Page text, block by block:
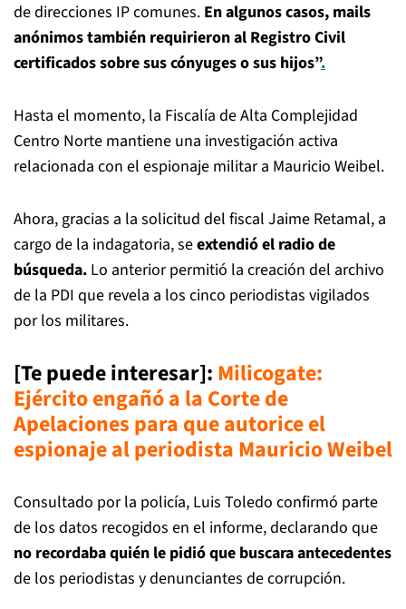
de direcciones IP comunes. En algunos casos, mails
anónimos también requirieron al Registro Civil
certificados sobre sus cónyuges o sus hijos”.
Hasta el momento, la Fiscalía de Alta Complejidad
Centro Norte mantiene una investigación activa
relacionada con el espionaje militar a Mauricio Weibel.
Ahora, gracias a la solicitud del fiscal Jaime Retamal, a
cargo de la indagatoria, seextendió el radio de
búsqueda. Lo anterior permitió la creación del archivo
de la PDI que revela a los cinco periodistas vigilados
por los militares.
[Te puede interesar]: Milicogate:
Ejército engañó a la Corte de
Apelaciones para que autorice el
espionaje al periodista Mauricio Weibel
Consultado por la policía, Luis Toledo confirmó parte
de los datos recogidos en el informe, declarando que
no recordaba quién le pidió que buscara antecedentes
de los periodistas y denunciantes de corrupción.